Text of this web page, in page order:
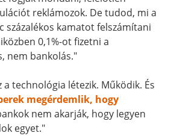
reklámozok. De tudod, mi a
százalékos kamatot felszámítani
0,1%-ot fizetni a
nem bankolás."
a technológia létezik. Működik. És
megérdemlik, hogy
nem akarják, hogy legyen
egyet."